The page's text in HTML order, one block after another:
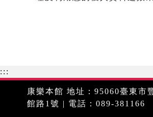
:::
康樂本館 地址：95060臺東市
館路1號 | 電話：089-381166